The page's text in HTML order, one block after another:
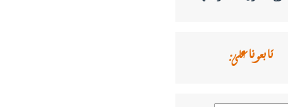
تابعونا على: